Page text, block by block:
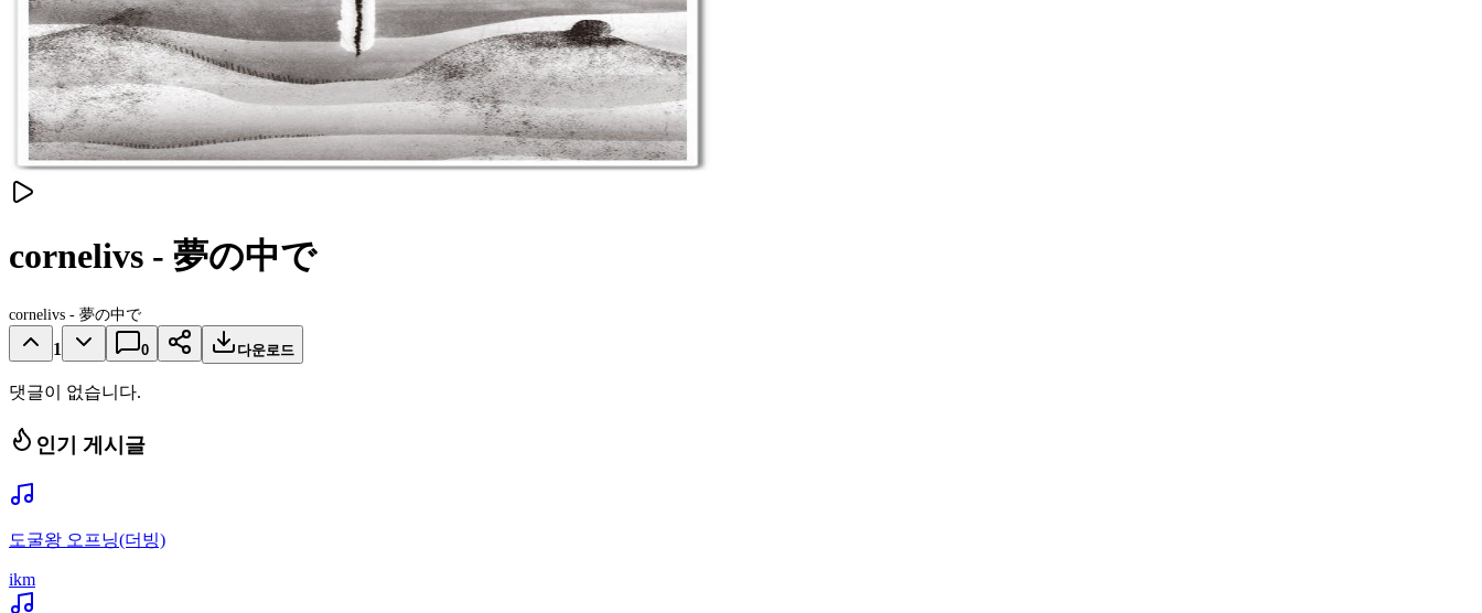
cornelivs - 夢の中で
cornelivs - 夢の中で
1 0 다운로드
댓글이 없습니다.
인기 게시글
도굴왕 오프닝(더빙)
ikm